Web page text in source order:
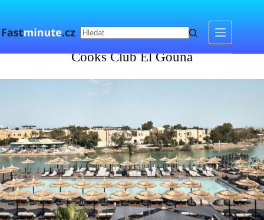
Cooks Club El Gouna
Cooks Club El Gouna